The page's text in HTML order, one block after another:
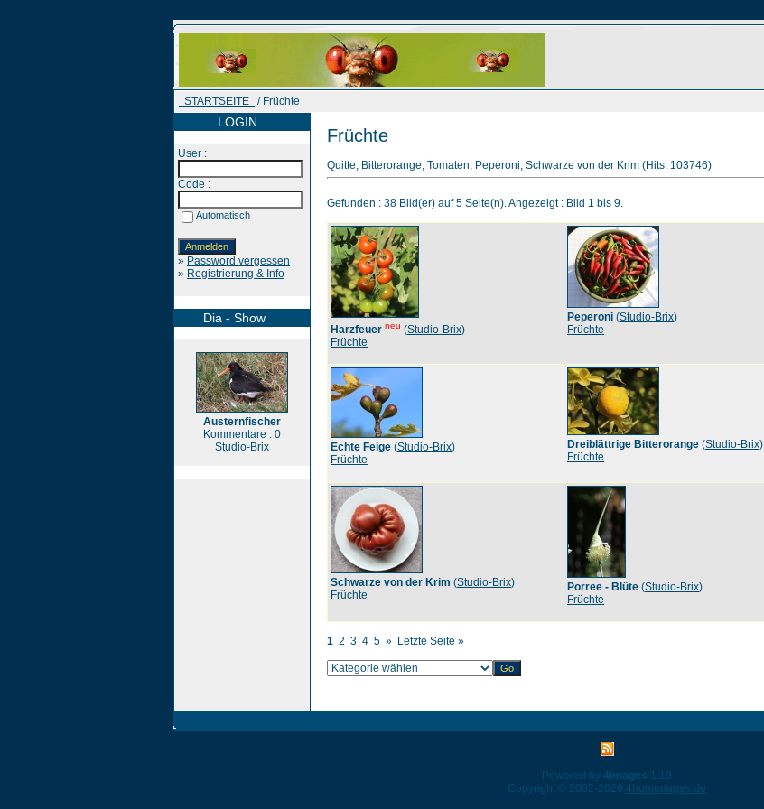
STARTSEITE / Früchte
LOGIN
User :
Code :
Automatisch
» Password vergessen
» Registrierung & Info
Dia - Show
Austernfischer
Kommentare : 0
Studio-Brix
Früchte
Quitte, Bitterorange, Tomaten, Peperoni, Schwarze von der Krim (Hits: 103746)
Gefunden : 38 Bild(er) auf 5 Seite(n). Angezeigt : Bild 1 bis 9.
Harzfeuer neu (Studio-Brix)
Früchte
Peperoni (Studio-Brix)
Früchte
Echte Feige (Studio-Brix)
Früchte
Dreiblättrige Bitterorange (Studio-Brix)
Früchte
Schwarze von der Krim (Studio-Brix)
Früchte
Porree - Blüte (Studio-Brix)
Früchte
1 2 3 4 5 » Letzte Seite »
Powered by 4images 1.10
Copyright © 2002-2026 4homepages.de